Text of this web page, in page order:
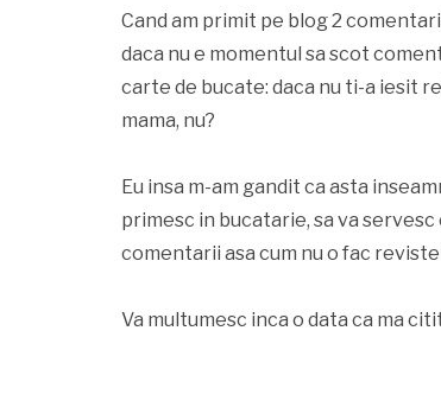
Cand am primit pe blog 2
daca nu e momentul sa scot
carte de bucate: daca nu ti-a iesit
mama, nu?
Eu insa m-am gandit ca asta
primesc in bucatarie, sa va servesc
comentarii asa cum nu o fac
Va multumesc inca o data ca ma